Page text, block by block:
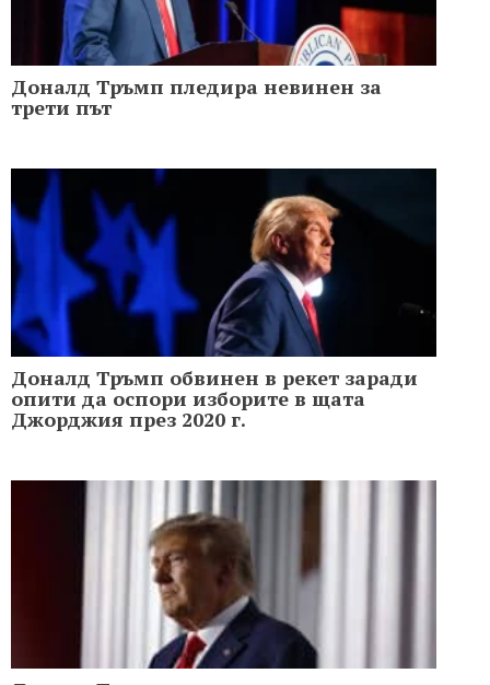
Доналд Тръмп пледира невинен за
трети път
Доналд Тръмп обвинен в рекет заради
опити да оспори изборите в щата
Джорджия през 2020 г.